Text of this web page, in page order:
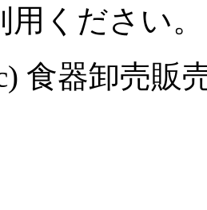
ください。
食器卸売販